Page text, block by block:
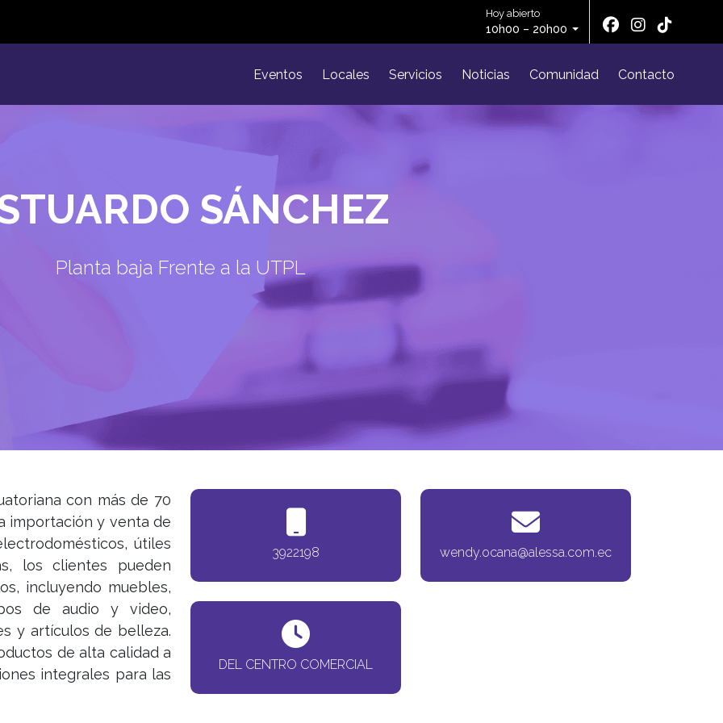
Hoy abierto
10h00 – 20h00
Eventos Locales Servicios Noticias Comunidad Contacto
SÁNCHEZ
Planta baja Frente a la UTPL
con más de 70
importación y venta de
útiles
los clientes pueden
incluyendo muebles,
de audio y video,
y artículos de belleza.
de alta calidad a
integrales para las
3922198 wendy.ocana@alessa.com.ec
DEL CENTRO COMERCIAL